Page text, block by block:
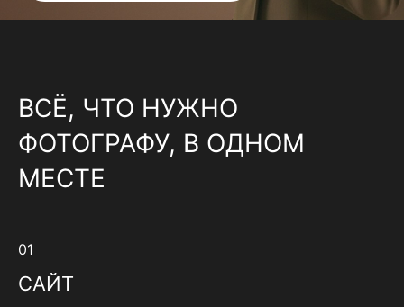
ВСЁ, ЧТО НУЖНО
ФОТОГРАФУ, В ОДНОМ
МЕСТЕ
01
САЙТ